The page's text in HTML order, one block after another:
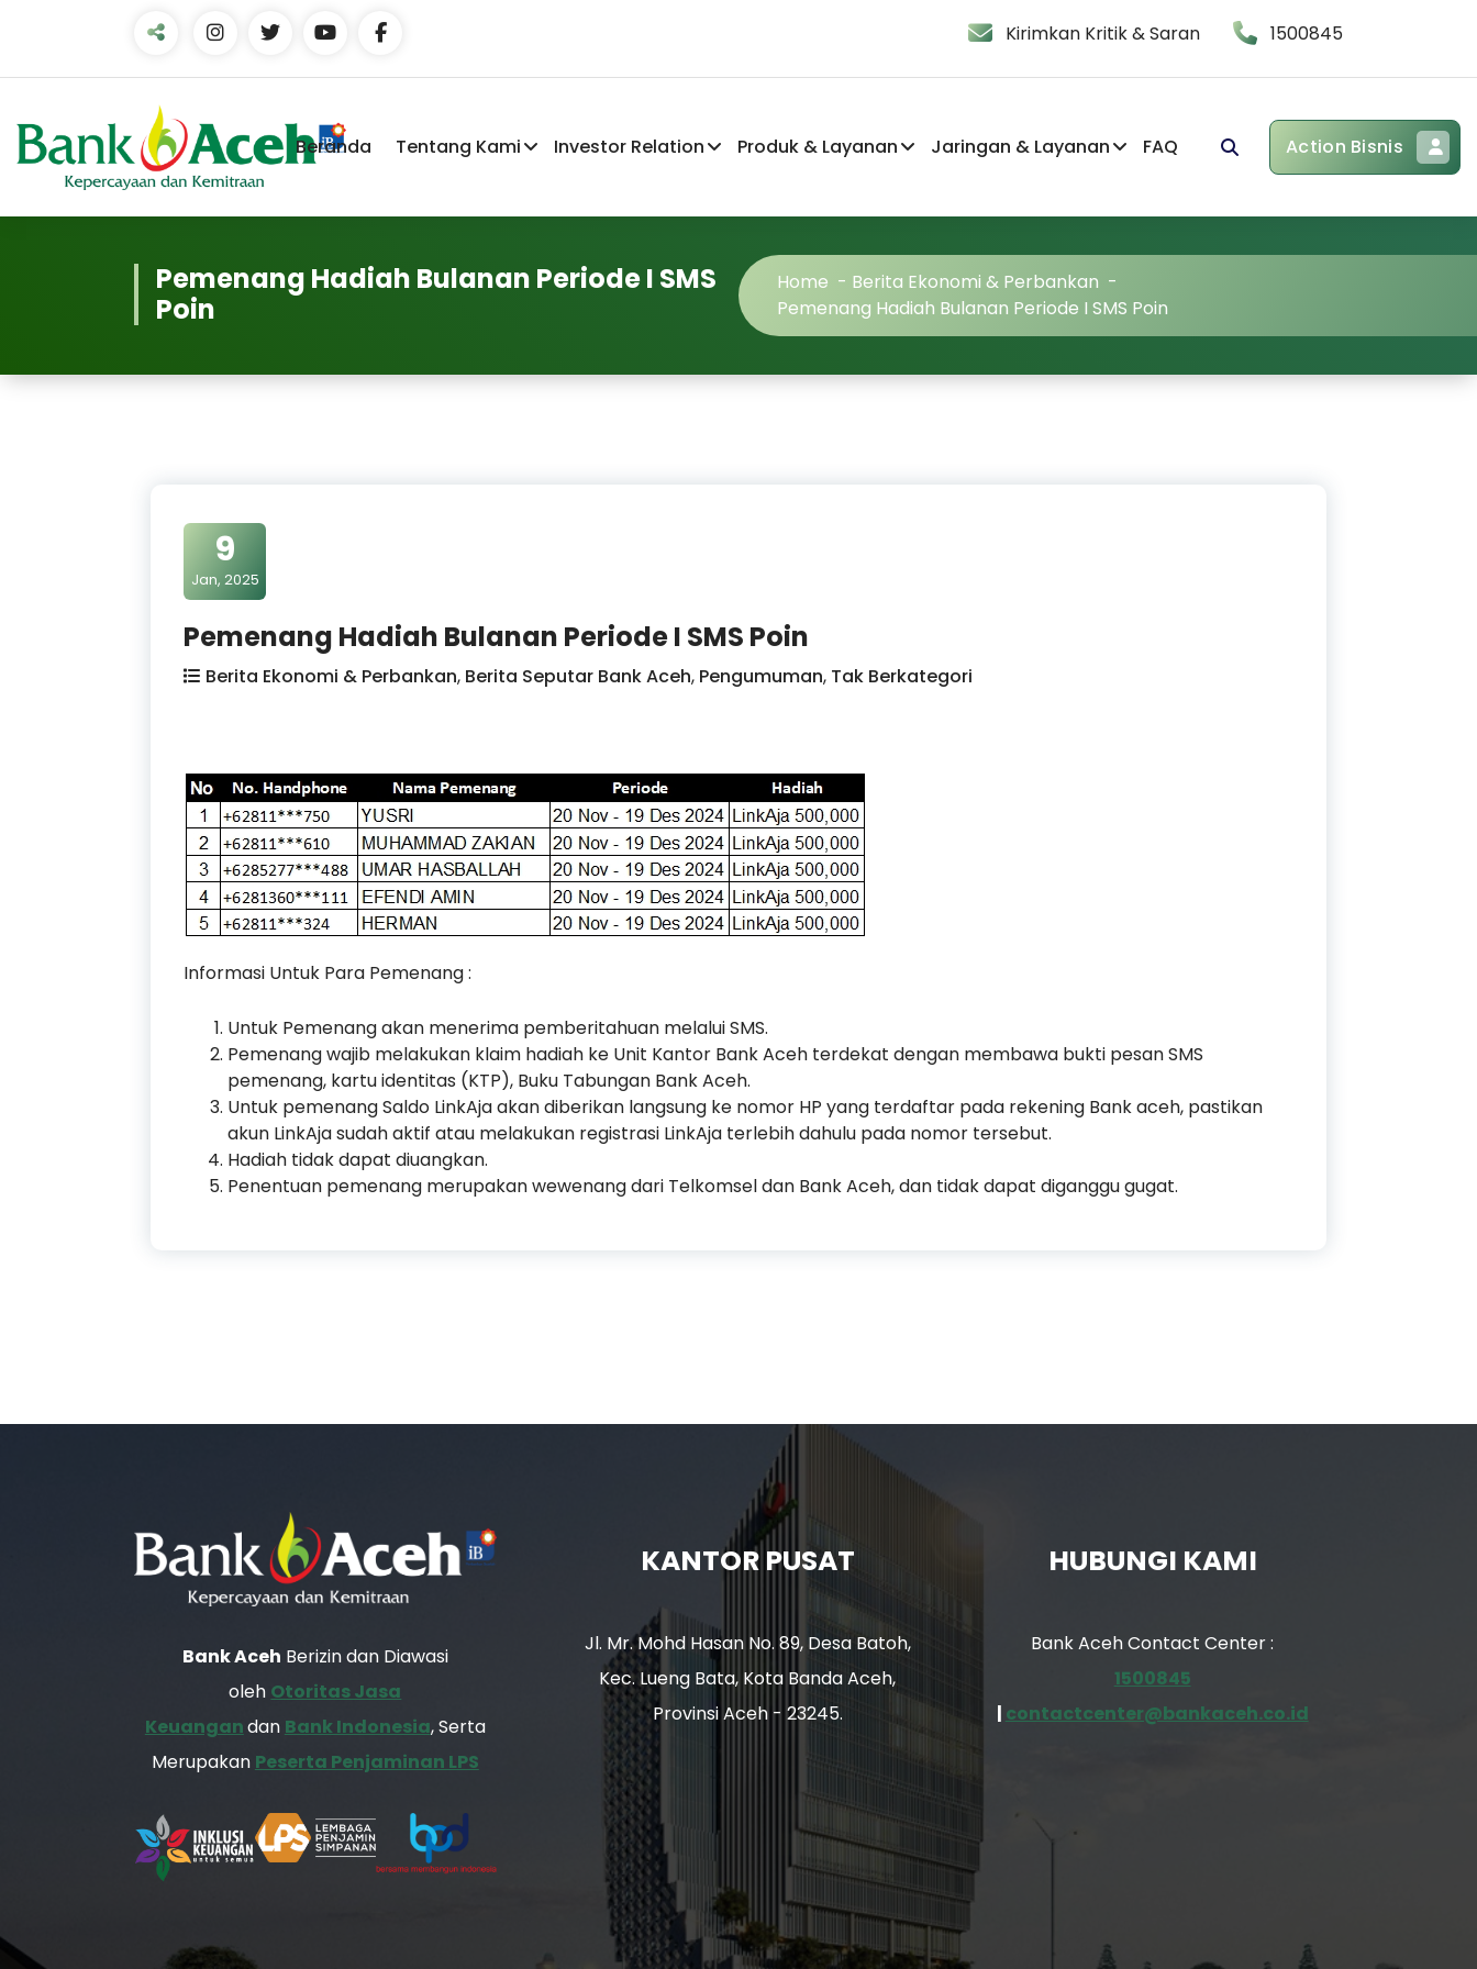
Kirimkan Kritik & Saran 1500845
Beranda Tentang Kami Investor Relation Produk & Layanan Jaringan & Layanan FAQ Action Bisnis
Pemenang Hadiah Bulanan Periode I SMS
Poin
Home - Berita Ekonomi & Perbankan -
Pemenang Hadiah Bulanan Periode I SMS Poin
9
Jan, 2025
Pemenang Hadiah Bulanan Periode I SMS Poin
Berita Ekonomi & Perbankan, Berita Seputar Bank Aceh, Pengumuman, Tak Berkategori
Informasi Untuk Para Pemenang :
Untuk Pemenang akan menerima pemberitahuan melalui SMS.
Pemenang wajib melakukan klaim hadiah ke Unit Kantor Bank Aceh terdekat dengan membawa bukti pesan SMS
pemenang, kartu identitas (KTP), Buku Tabungan Bank Aceh.
Untuk pemenang Saldo LinkAja akan diberikan langsung ke nomor HP yang terdaftar pada rekening Bank aceh, pastikan
akun LinkAja sudah aktif atau melakukan registrasi LinkAja terlebih dahulu pada nomor tersebut.
Hadiah tidak dapat diuangkan.
Penentuan pemenang merupakan wewenang dari Telkomsel dan Bank Aceh, dan tidak dapat diganggu gugat.
Bank Aceh Berizin dan Diawasi
oleh Otoritas Jasa
Keuangandan Bank Indonesia, Serta
Merupakan Peserta Penjaminan LPS
KANTOR PUSAT
Jl. Mr. Mohd Hasan No. 89, Desa Batoh,
Kec. Lueng Bata, Kota Banda Aceh,
Provinsi Aceh - 23245.
HUBUNGI KAMI
Bank Aceh Contact Center :
1500845
| contactcenter@bankaceh.co.id